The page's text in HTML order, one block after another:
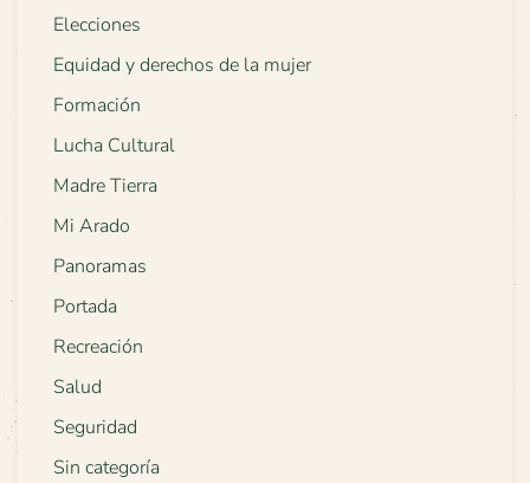
Elecciones
Equidad y derechos de la mujer
Formación
Lucha Cultural
Madre Tierra
Mi Arado
Panoramas
Portada
Recreación
Salud
Seguridad
Sin categoría